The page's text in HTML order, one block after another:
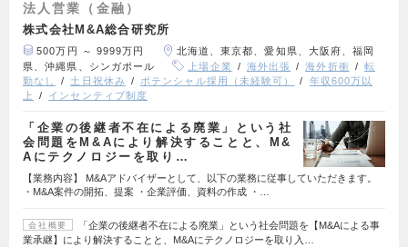
法人営業（金融）
株式会社M&A総合研究所
500万円 ～ 9999万円
北海道、東京都、愛知県、大阪府、福岡
県、沖縄県、シンガポール
上場企業 海外出張 海外折衝
転
勤なし
土日祝休み ポテンシャル採用（未経験可）
年収600万以
上
インセンティブ制度
「企業の後継者不在による廃業」という社
会問題をM&Aにより解決することと、M&
Aにテクノロジーを取り…
【業務内容】 M&Aアドバイザーとして、以下の業務に従事していただきます。
・M&A案件の開拓、提案 ・企業評価、資料の作成 ・…
会社概要
「企業の後継者不在による廃業」という社会問題を【M&Aによる事
業承継】により解決することと、M&Aにテクノロジーを取り入…